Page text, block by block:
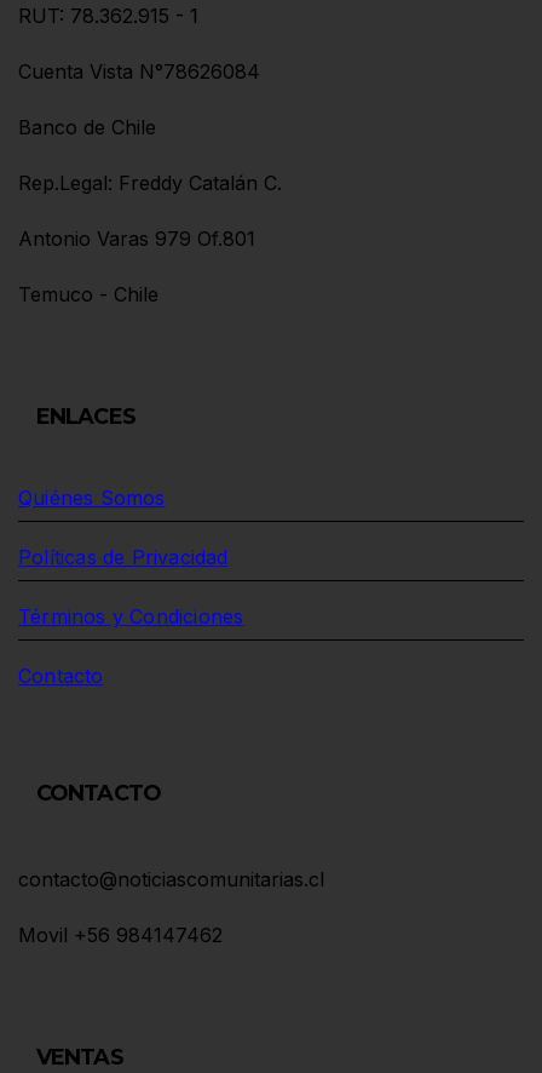
RUT: 78.362.915 - 1
Cuenta Vista N°78626084
Banco de Chile
Rep.Legal: Freddy Catalán C.
Antonio Varas 979 Of.801
Temuco - Chile
ENLACES
Quiénes Somos
Políticas de Privacidad
Términos y Condiciones
Contacto
CONTACTO
contacto@noticiascomunitarias.cl
Movil +56 984147462
VENTAS